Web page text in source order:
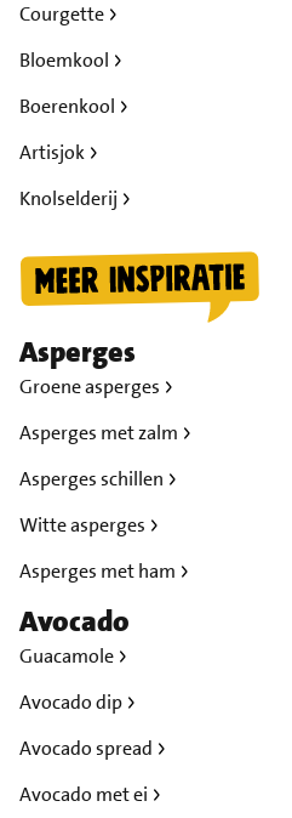
Courgette
Bloemkool
Boerenkool
Artisjok
Knolselderij
Asperges
Groene asperges
Asperges met zalm
Asperges schillen
Witte asperges
Asperges met ham
Avocado
Guacamole
Avocado dip
Avocado spread
Avocado met ei